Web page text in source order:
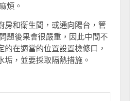
煩。
和衛生間，或通向陽台，管
題後果會很嚴重，因此中間不
在適當的位置設置檢修口，
垢，並要採取隔熱措施。